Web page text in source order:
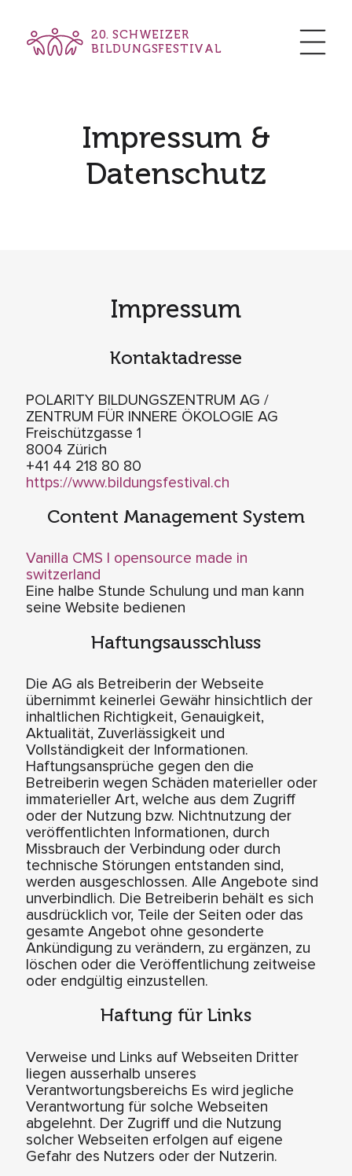
20. SCHWEIZER
BILDUNGSFESTIVAL
Impressum &
Datenschutz
Impressum
Kontaktadresse
POLARITY BILDUNGSZENTRUM AG /
ZENTRUM FÜR INNERE ÖKOLOGIE AG
Freischützgasse 1
8004 Zürich
+41 44 218 80 80
https://www.bildungsfestival.ch
Content Management System
Vanilla CMS | opensource made in
switzerland
Eine halbe Stunde Schulung und man kann
seine Website bedienen
Haftungsausschluss
Die AG als Betreiberin der Webseite
übernimmt keinerlei Gewähr hinsichtlich der
inhaltlichen Richtigkeit, Genauigkeit,
Aktualität, Zuverlässigkeit und
Vollständigkeit der Informationen.
Haftungsansprüche gegen den die
Betreiberin wegen Schäden materieller oder
immaterieller Art, welche aus dem Zugriff
oder der Nutzung bzw. Nichtnutzung der
veröffentlichten Informationen, durch
Missbrauch der Verbindung oder durch
technische Störungen entstanden sind,
werden ausgeschlossen. Alle Angebote sind
unverbindlich. Die Betreiberin behält es sich
ausdrücklich vor, Teile der Seiten oder das
gesamte Angebot ohne gesonderte
Ankündigung zu verändern, zu ergänzen, zu
löschen oder die Veröffentlichung zeitweise
oder endgültig einzustellen.
Haftung für Links
Verweise und Links auf Webseiten Dritter
liegen ausserhalb unseres
Verantwortungsbereichs Es wird jegliche
Verantwortung für solche Webseiten
abgelehnt. Der Zugriff und die Nutzung
solcher Webseiten erfolgen auf eigene
Gefahr des Nutzers oder der Nutzerin.